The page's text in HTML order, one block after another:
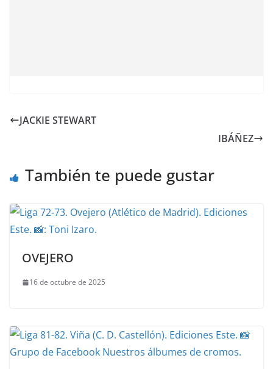
JACKIE STEWART
IBÁÑEZ
También te puede gustar
OVEJERO
16 de octubre de 2025